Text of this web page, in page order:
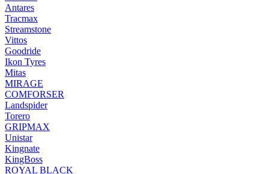
Antares
Tracmax
Streamstone
Vittos
Goodride
Ikon Tyres
Mitas
MIRAGE
COMFORSER
Landspider
Torero
GRIPMAX
Unistar
Kingnate
KingBoss
ROYAL BLACK